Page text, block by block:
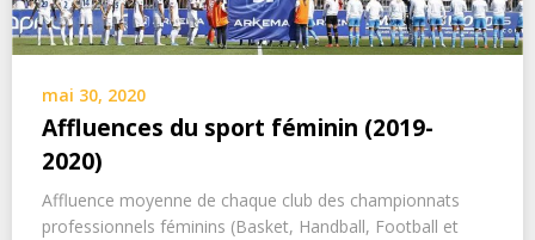
mai 30, 2020
Affluences du sport féminin (2019-
2020)
Affluence moyenne de chaque club des championnats
professionnels féminins (Basket, Handball, Football et